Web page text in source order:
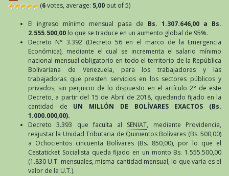
(6votes, average: 5,00 out of 5)
El ingreso mínimo mensual pasa de Bs. 1.307.646,00 a Bs.
2.555.500,00 lo que se traduce en un aumento global de 95%.
Decreto N° 3.392 (Decreto 56 en el marco de la Emergencia
Económica), mediante el cual se incrementa el salario mínimo
nacional mensual obligatorio en todo el territorio de la República
Bolivariana de Venezuela, para los trabajadores y las
trabajadoras que presten servicios en los sectores públicos y
privados, sin perjuicio de lo dispuesto en el artículo 2° de este
Decreto, a partir del 15 de Abril de 2018, quedando fijado en la
cantidad de UN MILLÓN DE BOLÍVARES EXACTOS (Bs.
1.000.000,00).
Decreto 3.393 que faculta al SENIAT, mediante Providencia,
reajustar la Unidad Tributaria de Quinientos Bolívares (Bs. 500,00)
a Ochocientos cincuenta Bolívares (Bs. 850,00), por lo que el
Cestaticket Socialista queda fijado en un monto Bs. 1.555.500,00
(1.830 U.T. mensuales, misma cantidad mensual, lo que varía es el
valor de la U.T.).